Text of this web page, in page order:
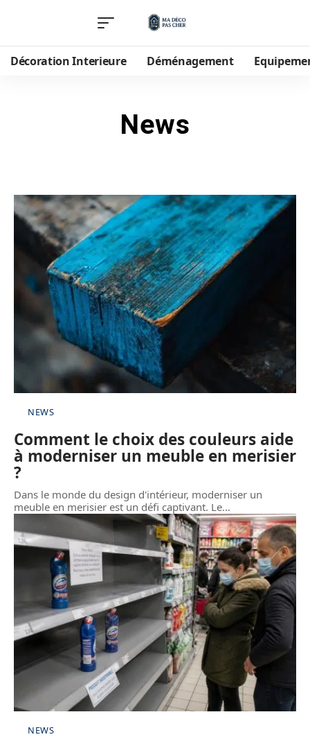
Décoration Interieure Déménagement
News
NEWS
Comment le choix des couleurs aide
à moderniser un meuble en merisier
?
Dans le monde du design d'intérieur, moderniser un
meuble en merisier est un défi captivant. Le…
NEWS